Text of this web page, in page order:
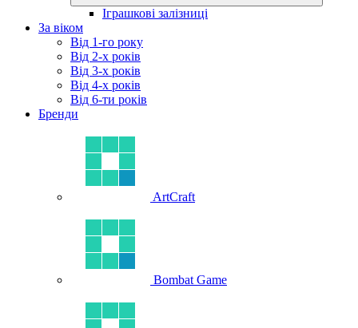
Іграшкові залізниці
За віком
Від 1-го року
Від 2-х років
Від 3-х років
Від 4-х років
Від 6-ти років
Бренди
ArtCraft
Bombat Game